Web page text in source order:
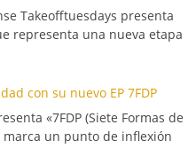
Takeofftuesdays presenta
representa una nueva etapa
con su nuevo EP 7FDP
«7FDP (Siete Formas de
marca un punto de inflexión